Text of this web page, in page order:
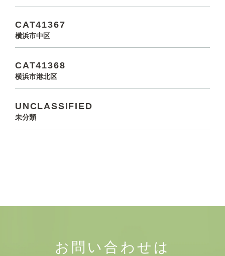
CAT41367
横浜市中区
CAT41368
横浜市港北区
UNCLASSIFIED
未分類
お問い合わせは